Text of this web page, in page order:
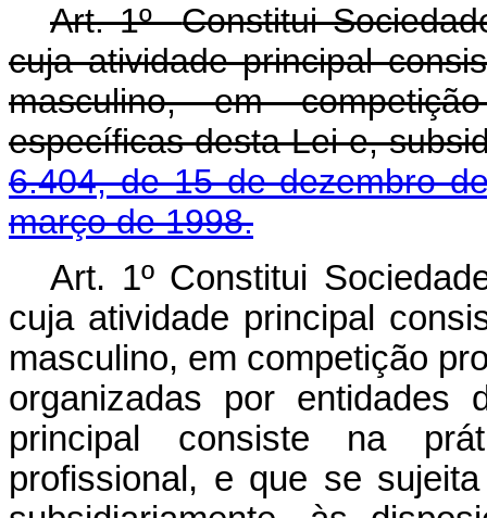
Art. 1ºConstitui
cuja atividade principal
masculino, em
específicas desta Lei e,
6.404, de 15 de dezembro
março de 1998.
Art. 1º Constitui
cuja atividade principal
masculino, em competição
organizadas por entidades
principal consiste na
profissional, e que se